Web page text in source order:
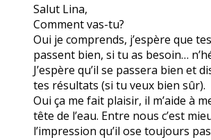
Salut Lina,
Comment vas-tu?
Oui je comprends, j’espère que
passent bien, si tu as besoin…
J’espère qu’il se passera bien et
tes résultats (si tu veux bien sûr).
Oui ça me fait plaisir, il m’aide à
tête de l’eau. Entre nous c’est
l’impression qu’il ose toujours